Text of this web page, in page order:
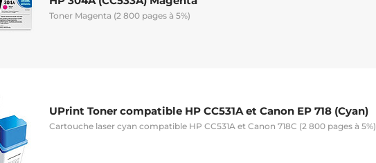
Toner Magenta (2 800 pages à 5%)
UPrint Toner compatible HP CC531A et Canon EP 718 (Cyan)
Cartouche laser cyan compatible HP CC531A et Canon 718C (2 800 pages à 5%)